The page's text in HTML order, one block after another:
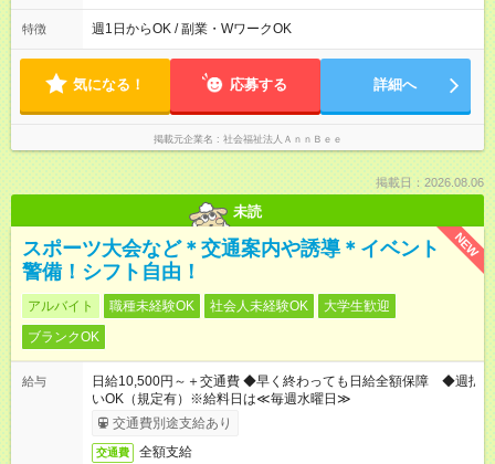
間の内、自由に設定できます。 夜間手当22：00～6：00のう
ち、4～5時間分/担当ユニットによります。 シフトは週1日～
け。柔軟に調整できるため、夜の時間を有効活用し、家庭や本
業、プライベートとの両立も抜群です。
特徴 週1日からOK / 副業・WワークOK
気になる！ 応募する 詳細へ
掲載元企業名 社会福祉法人ＡｎｎＢｅｅ
掲載日：2026.08.06
未読
NEW
スポーツ大会など＊交通案内や誘導＊イベント
警備！シフト自由！
アルバイト 職種未経験OK 社会人未経験OK
大学生歓迎
ブランクOK
給与
日給10,500円～＋交通費 ◆早く終わっても日給全額保障 ◆週払
いOK（規定有）※給料日は≪毎週水曜日≫
交通費別途支給あり
交通費 全額支給